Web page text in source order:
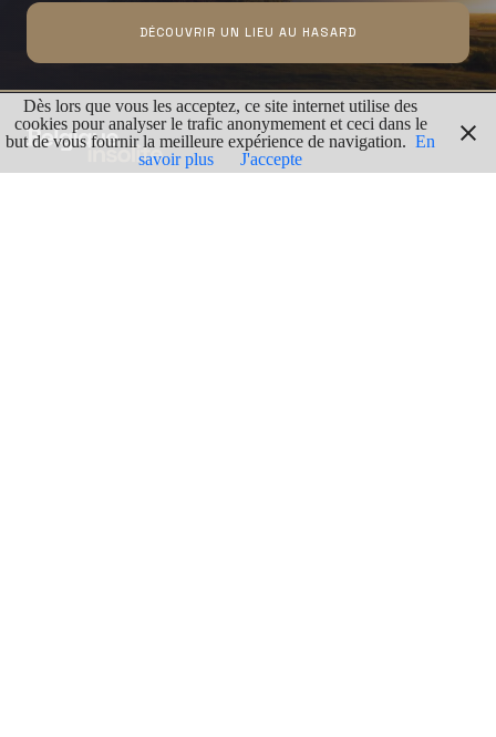
DÉCOUVRIR UN LIEU AU HASARD
Dès lors que vous les acceptez, ce site internet utilise des
cookies pour analyser le trafic anonymement et ceci dans le
but de vous fournir la meilleure expérience de navigation. En
savoir plus
J'accepte